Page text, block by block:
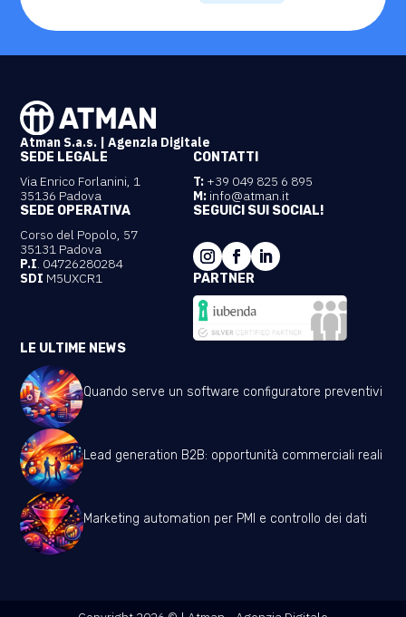
Atman S.a.s. | Agenzia Digitale
SEDE LEGALE
Via Enrico Forlanini, 1
35136 Padova
SEDE OPERATIVA
Corso del Popolo, 57
35131 Padova
P.I. 04726280284
SDI M5UXCR1
CONTATTI
T: +39 049 825 6 895
M: info@atman.it
SEGUICI SUI SOCIAL!
PARTNER
LE ULTIME NEWS
Quando serve un software configuratore preventivi
Lead generation B2B: opportunità commerciali reali
Marketing automation per PMI e controllo dei dati